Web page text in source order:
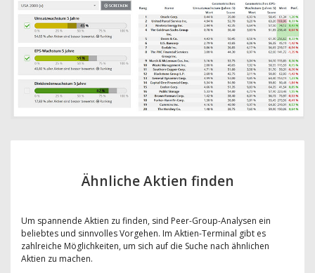
Ähnliche Aktien finden
Um spannende Aktien zu finden, sind Peer-Group-Analysen ein
beliebtes und sinnvolles Vorgehen. Im Aktien-Terminal gibt es
zahlreiche Möglichkeiten, um sich auf die Suche nach ähnlichen
Aktien zu machen.